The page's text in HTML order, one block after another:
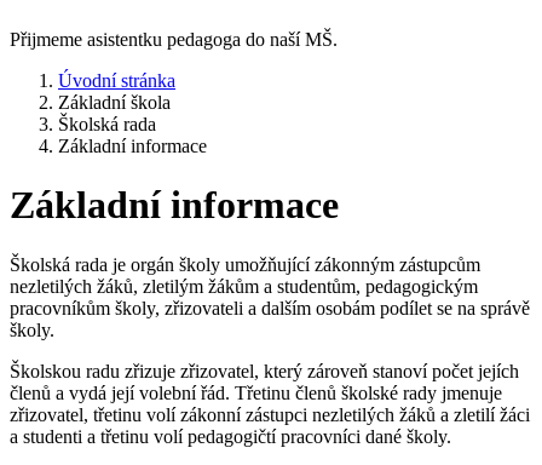
Přijmeme asistentku pedagoga do naší MŠ.
Úvodní stránka
Základní škola
Školská rada
Základní informace
Základní informace
Školská rada je orgán školy umožňující zákonným zástupcům
nezletilých žáků, zletilým žákům a studentům, pedagogickým
pracovníkům školy, zřizovateli a dalším osobám podílet se na správě
školy.
Školskou radu zřizuje zřizovatel, který zároveň stanoví počet jejích
členů a vydá její volební řád. Třetinu členů školské rady jmenuje
zřizovatel, třetinu volí zákonní zástupci nezletilých žáků a zletilí žáci
a studenti a třetinu volí pedagogičtí pracovníci dané školy.